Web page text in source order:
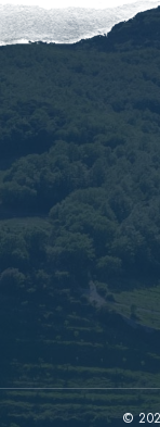
©